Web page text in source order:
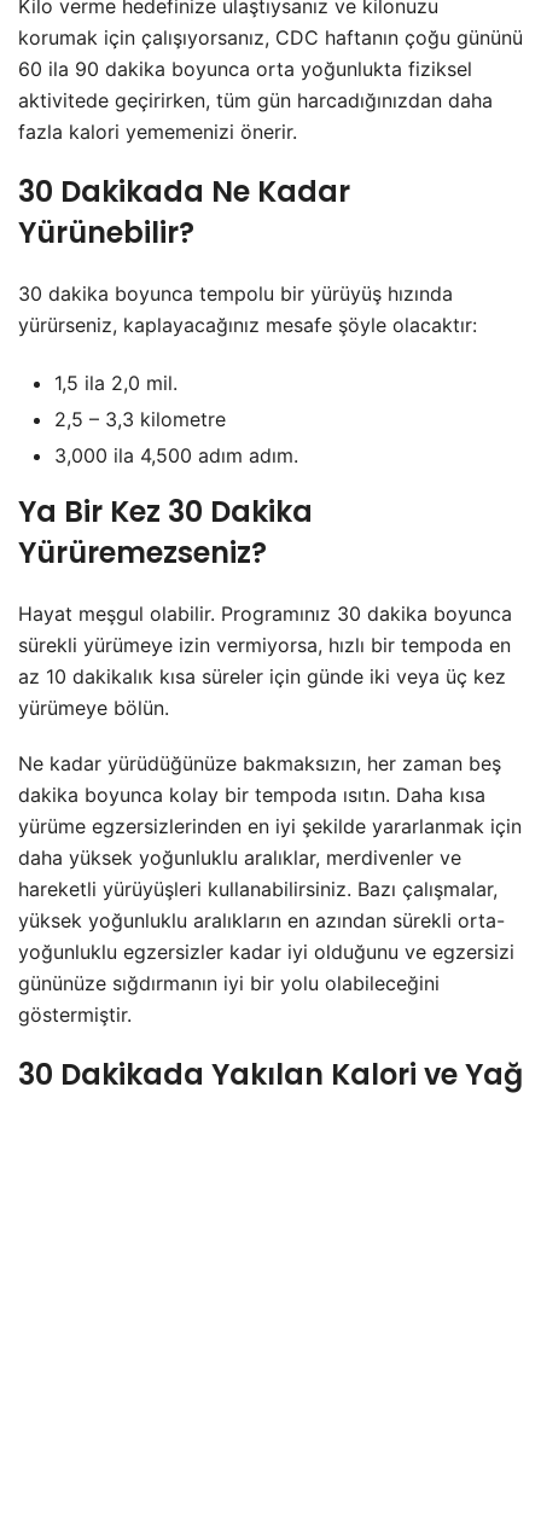
Kilo verme hedefinize ulaştıysanız ve kilonuzu
korumak için çalışıyorsanız, CDC haftanın çoğu gününü
60 ila 90 dakika boyunca orta yoğunlukta fiziksel
aktivitede geçirirken, tüm gün harcadığınızdan daha
fazla kalori yememenizi önerir.
30 Dakikada Ne Kadar
Yürünebilir?
30 dakika boyunca tempolu bir yürüyüş hızında
yürürseniz, kaplayacağınız mesafe şöyle olacaktır:
1,5 ila 2,0 mil.
2,5 – 3,3 kilometre
3,000 ila 4,500 adım adım.
Ya Bir Kez 30 Dakika
Yürüremezseniz?
Hayat meşgul olabilir. Programınız 30 dakika boyunca
sürekli yürümeye izin vermiyorsa, hızlı bir tempoda en
az 10 dakikalık kısa süreler için günde iki veya üç kez
yürümeye bölün.
Ne kadar yürüdüğünüze bakmaksızın, her zaman beş
dakika boyunca kolay bir tempoda ısıtın. Daha kısa
yürüme egzersizlerinden en iyi şekilde yararlanmak için
daha yüksek yoğunluklu aralıklar, merdivenler ve
hareketli yürüyüşleri kullanabilirsiniz. Bazı çalışmalar,
yüksek yoğunluklu aralıkların en azından sürekli orta-
yoğunluklu egzersizler kadar iyi olduğunu ve egzersizi
gününüze sığdırmanın iyi bir yolu olabileceğini
göstermiştir.
30 Dakikada Yakılan Kalori ve Yağ